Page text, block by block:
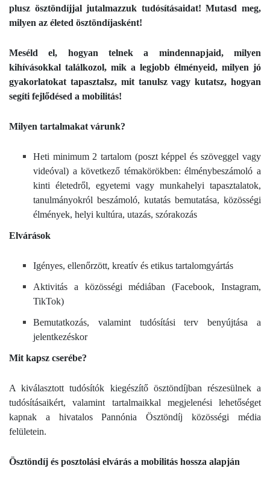
plusz ösztöndíjjal jutalmazzuk tudósításaidat! Mutasd meg,
milyen az életed ösztöndíjasként!
Meséld el, hogyan telnek a mindennapjaid, milyen
kihívásokkal találkozol, mik a legjobb élményeid, milyen jó
gyakorlatokat tapasztalsz, mit tanulsz vagy kutatsz, hogyan
segíti fejlődésed a mobilitás!
Milyen tartalmakat várunk?
Heti minimum 2 tartalom (poszt képpel és szöveggel vagy
videóval) a következő témakörökben: élménybeszámoló a
kinti életedről, egyetemi vagy munkahelyi tapasztalatok,
tanulmányokról beszámoló, kutatás bemutatása, közösségi
élmények, helyi kultúra, utazás, szórakozás
Elvárások
Igényes, ellenőrzött, kreatív és etikus tartalomgyártás
Aktivitás a közösségi médiában (Facebook, Instagram,
TikTok)
Bemutatkozás, valamint tudósítási terv benyújtása a
jelentkezéskor
Mit kapsz cserébe?
A kiválasztott tudósítók kiegészítő ösztöndíjban részesülnek a
tudósításaikért, valamint tartalmaikkal megjelenési lehetőséget
kapnak a hivatalos Pannónia Ösztöndíj közösségi média
felületein.
Ösztöndíj és posztolási elvárás a mobilitás hossza alapján